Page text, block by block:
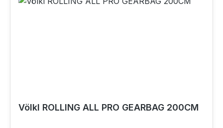
Völkl ROLLING ALL PRO GEARBAG 200CM